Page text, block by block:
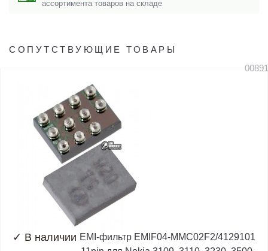
ассортимента товаров на складе
СОПУТСТВУЮЩИЕ ТОВАРЫ
✓ В наличии EMI-фильтр EMIF04-MMC02F2/4129101